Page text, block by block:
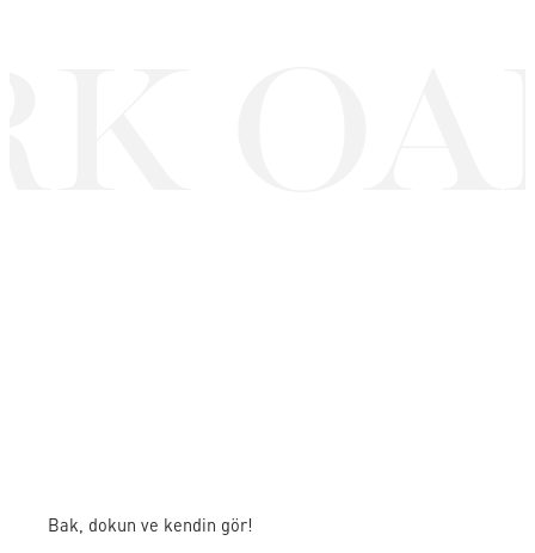
Bak, dokun ve kendin gör!